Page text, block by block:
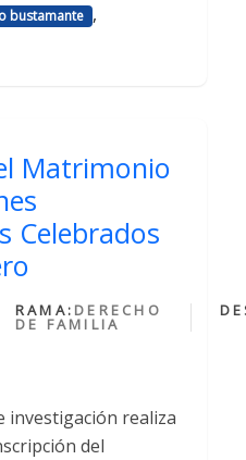
bustamante ,
Matrimonio
Celebrados
RAMA: DERECHO
DE FAMILIA
investigación realiza
del